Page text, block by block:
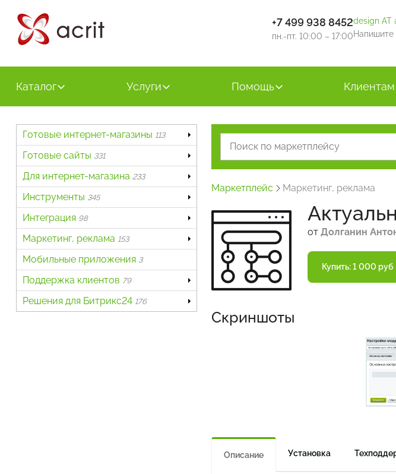
+7 499 938 8452
пн.-пт. 10:00 – 17:00
design AT
Напишите
Каталог Услуги Помощь Клиентам
Готовые интернет-магазины 113
Готовые сайты 331
Для интернет-магазина 233
Инструменты 345
Интеграция 98
Маркетинг, реклама 153
Мобильные приложения 3
Поддержка клиентов 79
Решения для Битрикс24 176
Маркетплейс Маркетинг, реклама
от Долганин
Купить: 1 000 руб
Скриншоты
Описание Установка